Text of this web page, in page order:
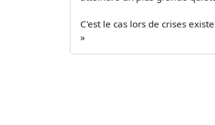
C'est le cas lors de crises
»